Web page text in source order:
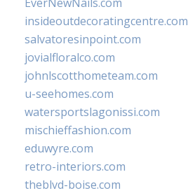
insideoutdecoratingcentre.com
salvatoresinpoint.com
jovialfloralco.com
johnlscotthometeam.com
u-seehomes.com
watersportslagonissi.com
mischieffashion.com
eduwyre.com
retro-interiors.com
theblvd-boise.com